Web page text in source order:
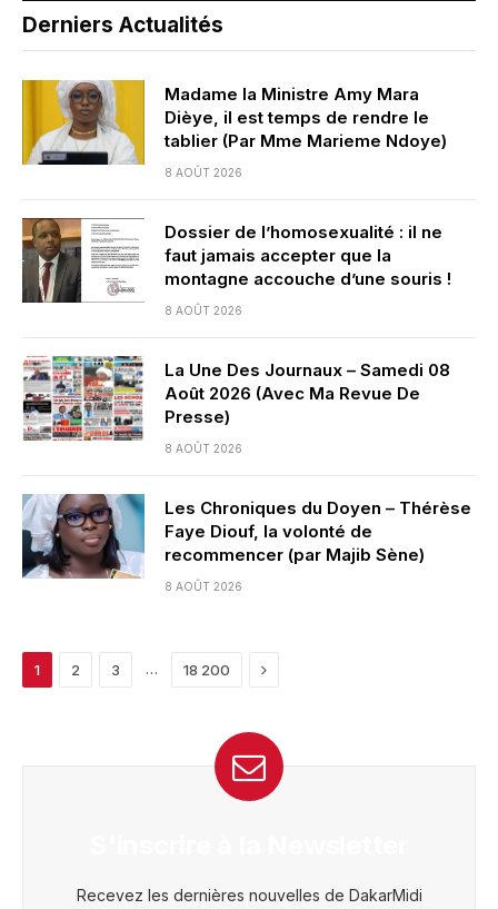
Derniers Actualités
Madame la Ministre Amy Mara
Dièye, il est temps de rendre le
tablier (Par Mme Marieme Ndoye)
8 AOÛT 2026
Dossier de l’homosexualité : il ne
faut jamais accepter que la
montagne accouche d’une souris !
8 AOÛT 2026
La Une Des Journaux – Samedi 08
Août 2026 (Avec Ma Revue De
Presse)
8 AOÛT 2026
Les Chroniques du Doyen – Thérèse
Faye Diouf, la volonté de
recommencer (par Majib Sène)
8 AOÛT 2026
1 2 3 … 18 200 Next
Recevez les dernières nouvelles de DakarMidi